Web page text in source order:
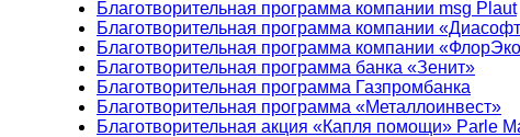
Благотворительная программа компании msg Plaut
Благотворительная программа компании
Благотворительная программа компании
Благотворительная программа банка «Зенит»
Благотворительная программа Газпромбанка
Благотворительная программа «Металлоинвест»
Благотворительная акция «Капля помощи» Parle